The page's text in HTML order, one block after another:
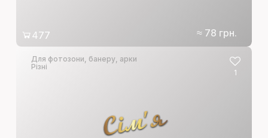
≈ 78 грн.
477
Сім'я
Для фотозони, банеру, арки
Різні
1